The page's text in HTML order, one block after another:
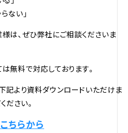
ない」
は、ぜひ弊社にご相談くださいま
無料で対応しております。
記より資料ダウンロードいただけま
ださい。
ちらから